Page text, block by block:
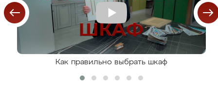
Как правильно выбрать шкаф